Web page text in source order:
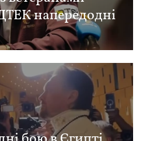
напередодні